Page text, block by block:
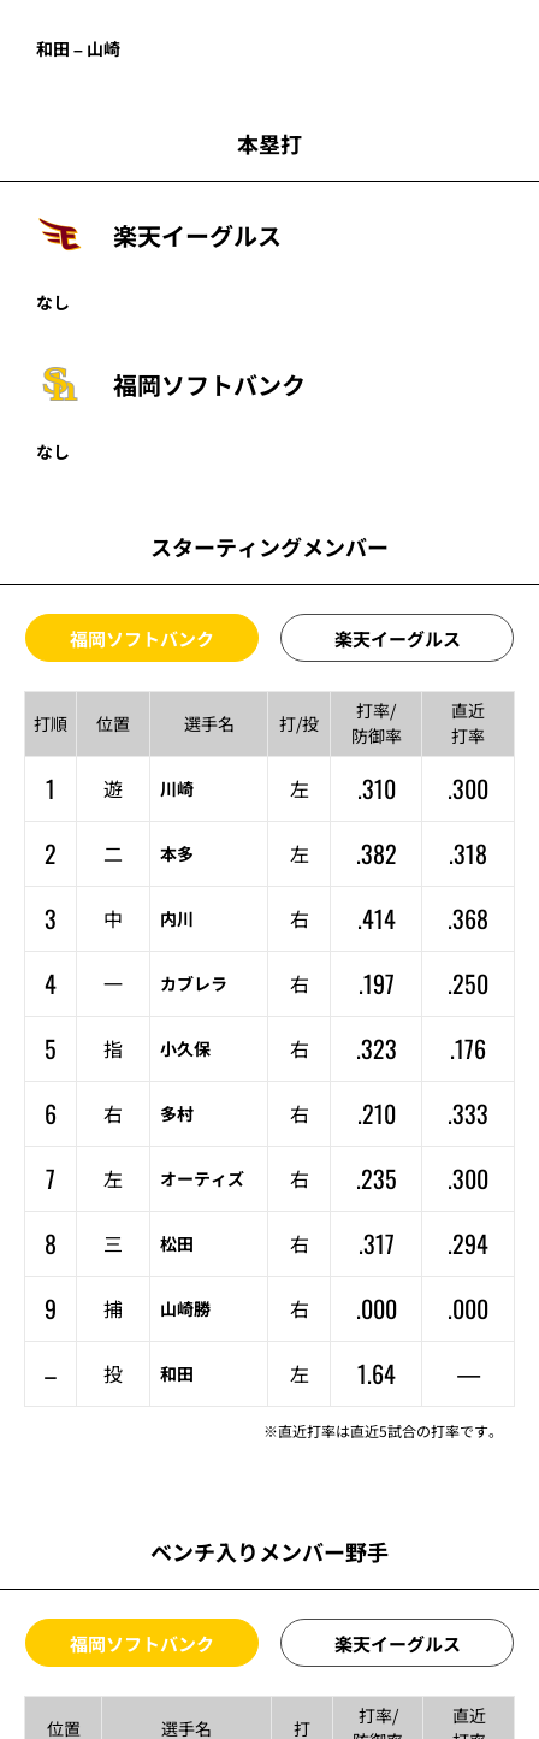
和田 – 山崎
本塁打
楽天イーグルス
なし
福岡ソフトバンク
なし
スターティングメンバー
福岡ソフトバンク 楽天イーグルス
打順 位置 選手名 打/投
打率/
防御率
直近
打率
1 遊 川崎 左 .310
.300
2
二 本多 左 .382
.318
3
中 内川 右 .414
.368
4
一 カブレラ 右 .197
.250
5
指 小久保 右 .323
.176
6
右 多村 右 .210
.333
7
左 オーティズ 右 .235
.300
8
三 松田 右 .317
.294
9
捕 山崎勝 右 .000
.000
–
投 和田 左 1.64 —
※直近打率は直近5試合の打率です。
ベンチ入りメンバー野手
福岡ソフトバンク 楽天イーグルス
位置 選手名 打
打率/
直近